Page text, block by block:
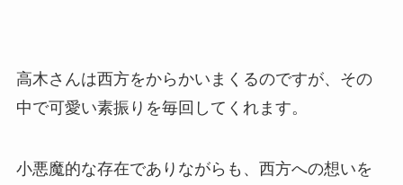
高木さんは西方をからかいまくるのですが、その
中で可愛い素振りを毎回してくれます。
小悪魔的な存在でありながらも、西方への想いを